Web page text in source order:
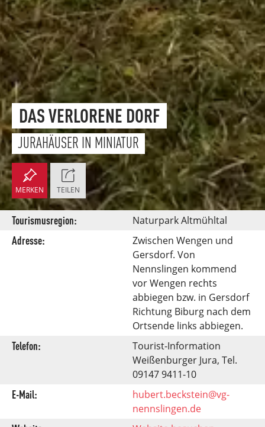
DAS VERLORENE DORF
JURAHÄUSER IN MINIATUR
MERKEN TEILEN
Tourismusregion: Naturpark Altmühltal
Adresse:
Zwischen Wengen und
Gersdorf. Von
Nennslingen kommend
vor Wengen rechts
abbiegen bzw. in Gersdorf
Richtung Biburg nach dem
Ortsende links abbiegen.
Telefon:
Tourist-Information
Weißenburger Jura, Tel.
09147 9411-10
E-Mail:
hubert.beckstein@vg-
nennslingen.de